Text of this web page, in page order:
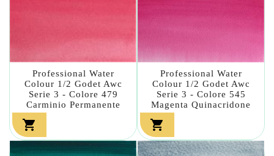
Professional Water
Colour 1/2 Godet Awc
Serie 3 - Colore 479
Carminio Permanente

Professional Water
Colour 1/2 Godet Awc
Serie 3 - Colore 545
Magenta Quinacridone
